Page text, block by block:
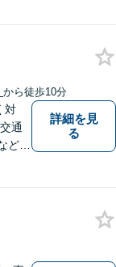
から徒歩10分
対
通
ど幅
く
詳細を見
る